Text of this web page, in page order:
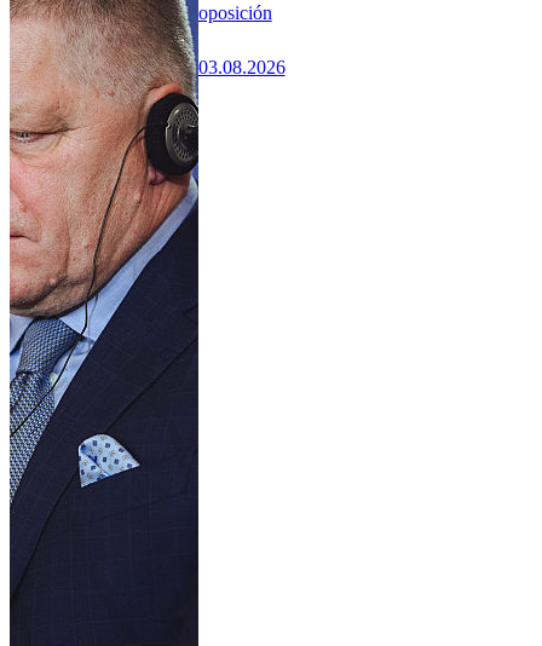
oposición
03.08.2026